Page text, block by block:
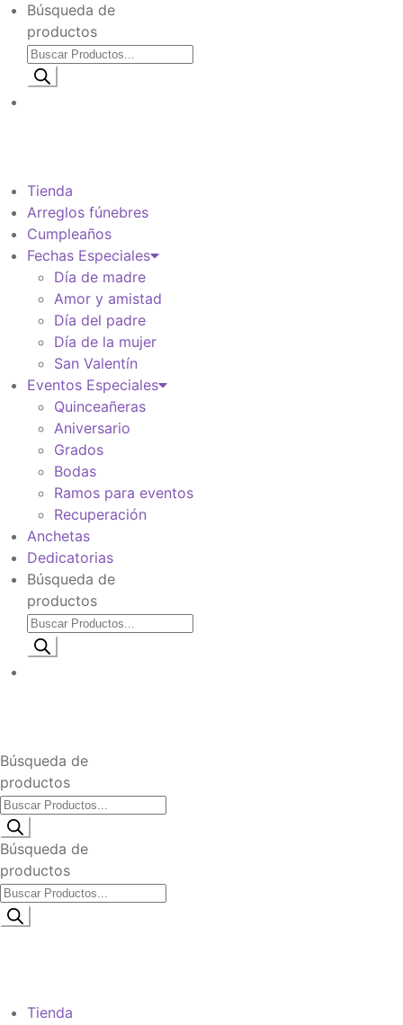
Búsqueda de
productos
Tienda
Arreglos fúnebres
Cumpleaños
Fechas Especiales
Día de madre
Amor y amistad
Día del padre
Día de la mujer
San Valentín
Eventos Especiales
Quinceañeras
Aniversario
Grados
Bodas
Ramos para eventos
Recuperación
Anchetas
Dedicatorias
Búsqueda de
productos
Búsqueda de
productos
Búsqueda de
productos
Tienda